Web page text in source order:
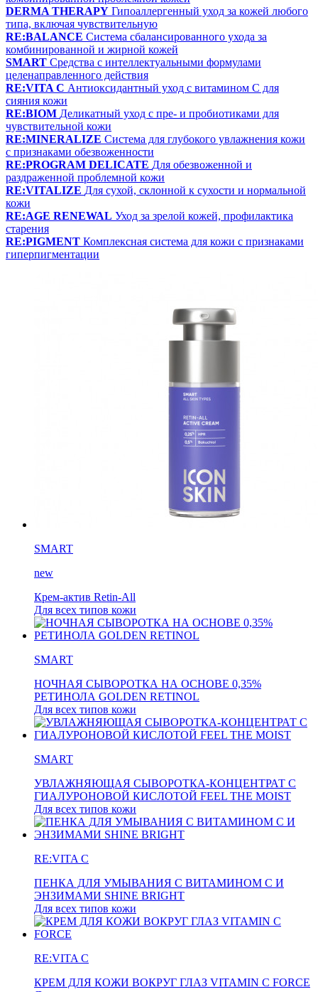
DERMA THERAPY Гипоаллергенный уход за кожей любого
типа, включая чувствительную
RE:BALANCE Система сбалансированного ухода за
комбинированной и жирной кожей
SMART Средства с интеллектуальными формулами
целенаправленного действия
RE:VITA C Антиоксидантный уход с витамином С для
сияния кожи
RE:BIOM Деликатный уход с пре- и пробиотиками для
чувствительной кожи
RE:MINERALIZE Система для глубокого увлажнения кожи
с признаками обезвоженности
RE:PROGRAM DELICATE Для обезвоженной и
раздраженной проблемной кожи
RE:VITALIZE Для сухой, склонной к сухости и нормальной
кожи
RE:AGE RENEWAL Уход за зрелой кожей, профилактика
старения
RE:PIGMENT Комплексная система для кожи с признаками
гиперпигментации
SMART
new
Крем-актив Retin-All
Для всех типов кожи
SMART
НОЧНАЯ СЫВОРОТКА НА ОСНОВЕ 0,35%
РЕТИНОЛА GOLDEN RETINOL
Для всех типов кожи
SMART
УВЛАЖНЯЮЩАЯ СЫВОРОТКА-КОНЦЕНТРАТ С
ГИАЛУРОНОВОЙ КИСЛОТОЙ FEEL THE MOIST
Для всех типов кожи
RE:VITA C
ПЕНКА ДЛЯ УМЫВАНИЯ С ВИТАМИНОМ С И
ЭНЗИМАМИ SHINE BRIGHT
Для всех типов кожи
RE:VITA C
КРЕМ ДЛЯ КОЖИ ВОКРУГ ГЛАЗ VITAMIN C FORCE